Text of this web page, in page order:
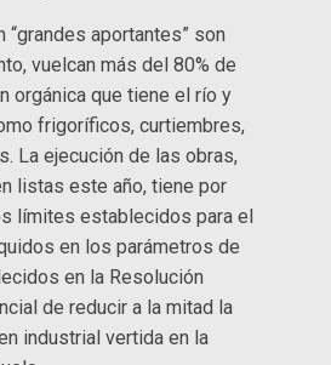
aportantes” son
vuelcan más del 80% de
orgánica que tiene el río y
frigoríficos, curtiembres,
La ejecución de las obras,
listas este año, tiene por
límites establecidos para el
en los parámetros de
en la Resolución
de reducir a la mitad la
industrial vertida en la